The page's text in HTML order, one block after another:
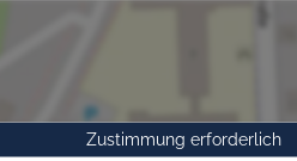
Zustimmung erforderlich